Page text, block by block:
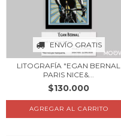
ENVÍO GRATIS
LITOGRAFÍA "EGAN BERNAL
PARIS NICE&...
$130.000
AGREGAR AL CARRITO